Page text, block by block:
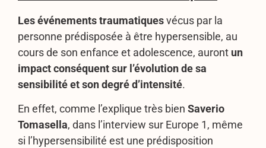
Les événements traumatiquesvécus par la
personne prédisposée à être hypersensible, au
cours de son enfance et adolescence, auront un
impact conséquent sur l’évolution de sa
sensibilité et son degré d’intensité.
En effet, comme l’explique très bien Saverio
Tomasella, dans l’interview sur Europe 1, même
si l’hypersensibilité est une prédisposition